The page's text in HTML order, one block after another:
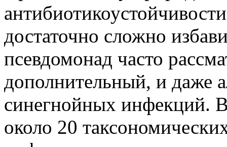
достаточно сложно
псевдомонад часто
дополнительный, и даже
синегнойных инфекций.
около 20